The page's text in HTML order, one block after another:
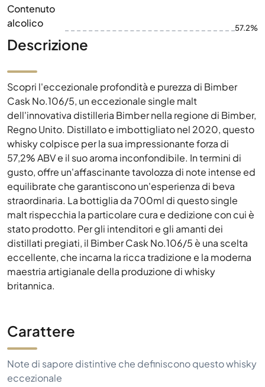
Contenuto
alcolico
57.2%
Descrizione
Scopri l'eccezionale profondità e purezza di Bimber
Cask No.106/5, un eccezionale single malt
dell'innovativa distilleria Bimber nella regione di Bimber,
Regno Unito. Distillato e imbottigliato nel 2020, questo
whisky colpisce per la sua impressionante forza di
57,2% ABV e il suo aroma inconfondibile. In termini di
gusto, offre un'affascinante tavolozza di note intense ed
equilibrate che garantiscono un'esperienza di beva
straordinaria. La bottiglia da 700ml di questo single
malt rispecchia la particolare cura e dedizione con cui è
stato prodotto. Per gli intenditori e gli amanti dei
distillati pregiati, il Bimber Cask No.106/5 è una scelta
eccellente, che incarna la ricca tradizione e la moderna
maestria artigianale della produzione di whisky
britannica.
Carattere
Note di sapore distintive che definiscono questo whisky
eccezionale